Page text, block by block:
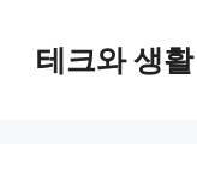
테크와 생활